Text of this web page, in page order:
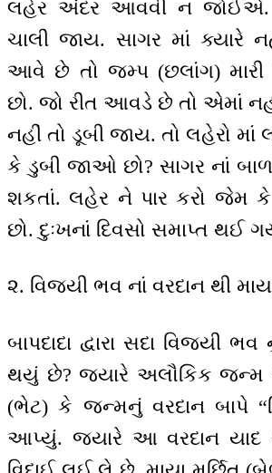
લહેર અંદર આવવી ન જોઈએ.
ચાલી જાય. સાગર માં ક્યારે
આવે છે તો જમ્પ (છલાંગ) મારી
છો. જો રીત આવડે છે તો એમાં
નહીં તો ડૂબી જાય. તો લહેરો
કે ડુબી જાઓ છો? સાગર નાં
શકતાં. લહેર ને પાર કરો જેમ
છો. દુઃખનાં દિવસો સમાપ્ત થઈ
૨. વિજયી ભવ નાં વરદાન થી
બાપદાદા દ્વારા સદા વિજયી ભવ
થયું છે? જ્યારે અલૌકિક જન્મ
(ભેટ) કે જન્મનું વરદાન બાપે
આપ્યું. જ્યારે આ વરદાન યાદ